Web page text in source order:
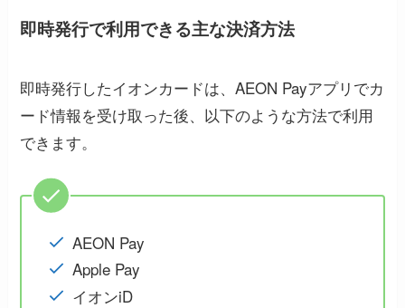
即時発行で利用できる主な決済方法
即時発行したイオンカードは、AEON Payアプリでカ
ード情報を受け取った後、以下のような方法で利用
できます。
AEON Pay
Apple Pay
イオンiD